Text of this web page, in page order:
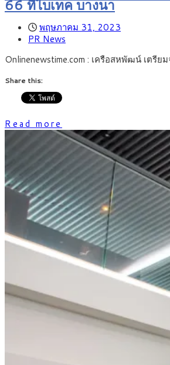
66 ที่ไบเทค บางนา
พฤษภาคม 31, 2023
PR News
Onlinenewstime.com : เครือสหพัฒน์ เตรี
Share this:
Read more